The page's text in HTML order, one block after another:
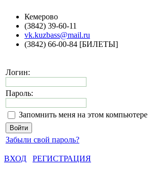
Кемерово
(3842) 39-60-11
vk.kuzbass@mail.ru
(3842) 66-00-84 [БИЛЕТЫ]
Логин:
Пароль:
Запомнить меня на этом компьютере
Забыли свой пароль?
ВХОД
РЕГИСТРАЦИЯ